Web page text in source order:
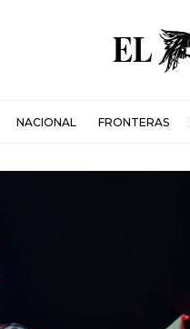
NACIONAL FRONTERAS